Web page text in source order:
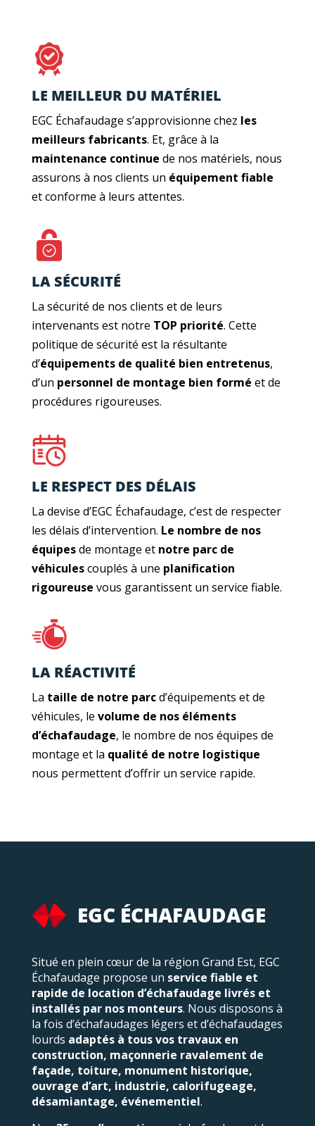
LE MEILLEUR DU MATÉRIEL
EGC Échafaudage s’approvisionne chez les
meilleurs fabricants. Et, grâce à la
maintenance continue de nos matériels, nous
assurons à nos clients un équipement fiable
et conforme à leurs attentes.
LA SÉCURITÉ
La sécurité de nos clients et de leurs
intervenants est notre TOP priorité. Cette
politique de sécurité est la résultante
d’équipements de qualité bien entretenus,
d’un personnel de montage bien formé et de
procédures rigoureuses.
LE RESPECT DES DÉLAIS
La devise d’EGC Échafaudage, c’est de respecter
les délais d’intervention. Le nombre de nos
équipesde montage et notre parc de
véhiculescouplés à une planification
rigoureuse vous garantissent un service fiable.
LA RÉACTIVITÉ
La taille de notre parcd’équipements et de
véhicules, le volume de nos éléments
d’échafaudage, le nombre de nos équipes de
montage et la qualité de notre logistique
nous permettent d’offrir un service rapide.
EGC ÉCHAFAUDAGE
Situé en plein cœur de la région Grand Est, EGC
Échafaudage propose un service fiable et
rapide de location d’échafaudage livrés et
installés par nos monteurs. Nous disposons à
la fois d’échafaudages légers et d’échafaudages
lourds adaptés à tous vos travaux en
construction, maçonnerie ravalement de
façade, toiture, monument historique,
ouvrage d’art, industrie, calorifugeage,
désamiantage, événementiel.